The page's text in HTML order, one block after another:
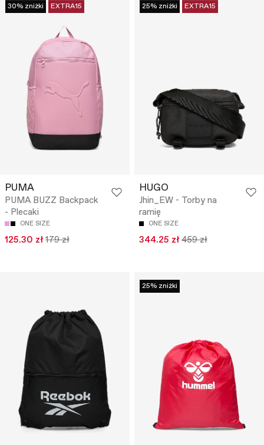
30% zniżki EXTRA15
PUMA
PUMA BUZZ Backpack
- Plecaki
ONE SIZE
125.30 zł 179 zł
25% zniżki EXTRA15
HUGO
Jhin_EW - Torby na
ramię
ONE SIZE
344.25 zł 459 zł
25% zniżki